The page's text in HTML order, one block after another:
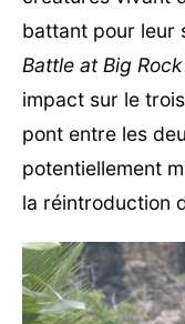
battant pour leur
Battle at Big Rock
impact sur le
pont entre les
potentiellement
la réintroduction